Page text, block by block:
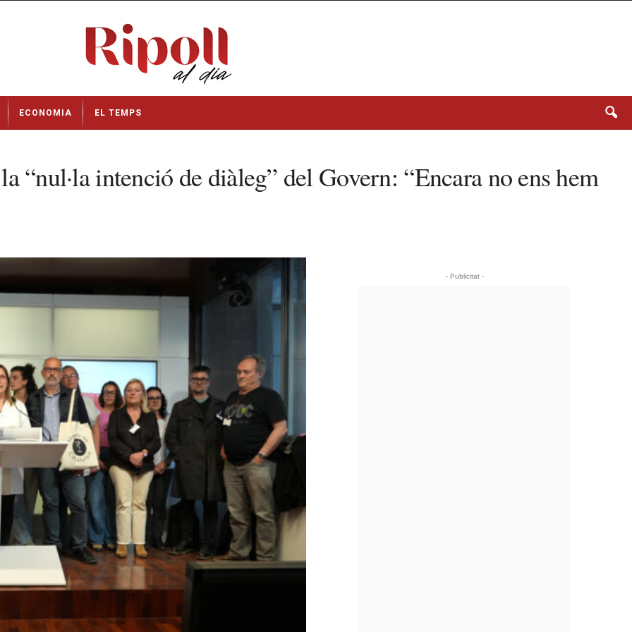
ECONOMIA EL TEMPS
“nul·la intenció de diàleg” del Govern: “Encara no ens hem
- Publicitat -